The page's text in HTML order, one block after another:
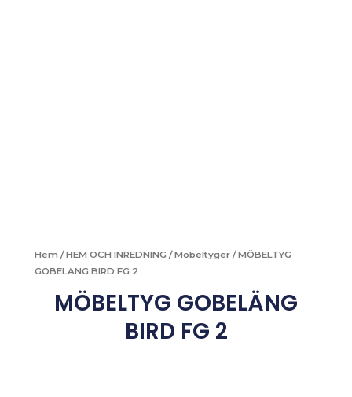
Hem /HEM OCH INREDNING /Möbeltyger / MÖBELTYG
GOBELÄNG BIRD FG 2
MÖBELTYG GOBELÄNG
BIRD FG 2